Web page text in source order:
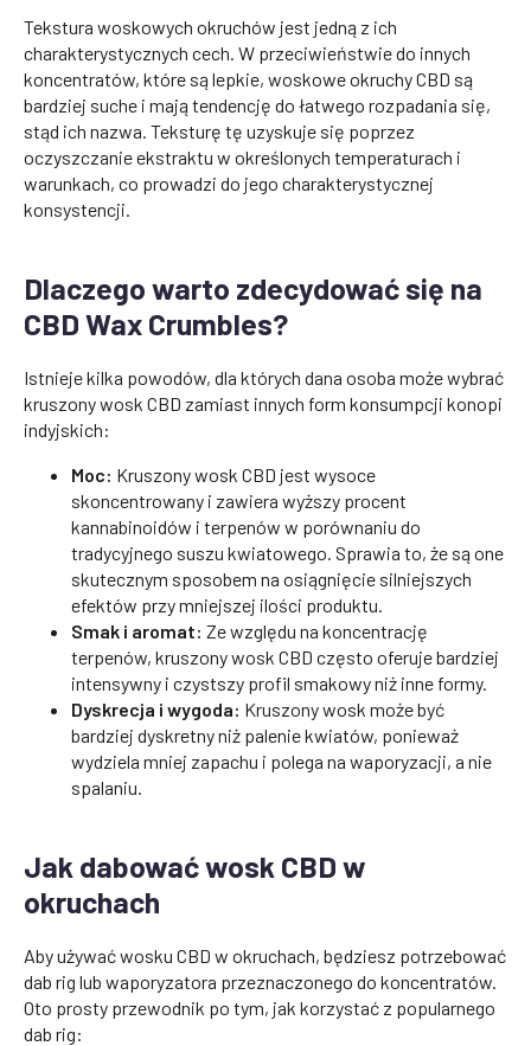
Tekstura woskowych okruchów jest jedną z ich
charakterystycznych cech. W przeciwieństwie do innych
koncentratów, które są lepkie, woskowe okruchy CBD są
bardziej suche i mają tendencję do łatwego rozpadania się,
stąd ich nazwa. Teksturę tę uzyskuje się poprzez
oczyszczanie ekstraktu w określonych temperaturach i
warunkach, co prowadzi do jego charakterystycznej
konsystencji.
Dlaczego warto zdecydować się na
CBD Wax Crumbles?
Istnieje kilka powodów, dla których dana osoba może wybrać
kruszony wosk CBD zamiast innych form konsumpcji konopi
indyjskich:
Moc: Kruszony wosk CBD jest wysoce
skoncentrowany i zawiera wyższy procent
kannabinoidów i terpenów w porównaniu do
tradycyjnego suszu kwiatowego. Sprawia to, że są one
skutecznym sposobem na osiągnięcie silniejszych
efektów przy mniejszej ilości produktu.
Smak i aromat: Ze względu na koncentrację
terpenów, kruszony wosk CBD często oferuje bardziej
intensywny i czystszy profil smakowy niż inne formy.
Dyskrecja i wygoda: Kruszony wosk może być
bardziej dyskretny niż palenie kwiatów, ponieważ
wydziela mniej zapachu i polega na waporyzacji, a nie
spalaniu.
Jak dabować wosk CBD w
okruchach
Aby używać wosku CBD w okruchach, będziesz potrzebować
dab rig lub waporyzatora przeznaczonego do koncentratów.
Oto prosty przewodnik po tym, jak korzystać z popularnego
dab rig: